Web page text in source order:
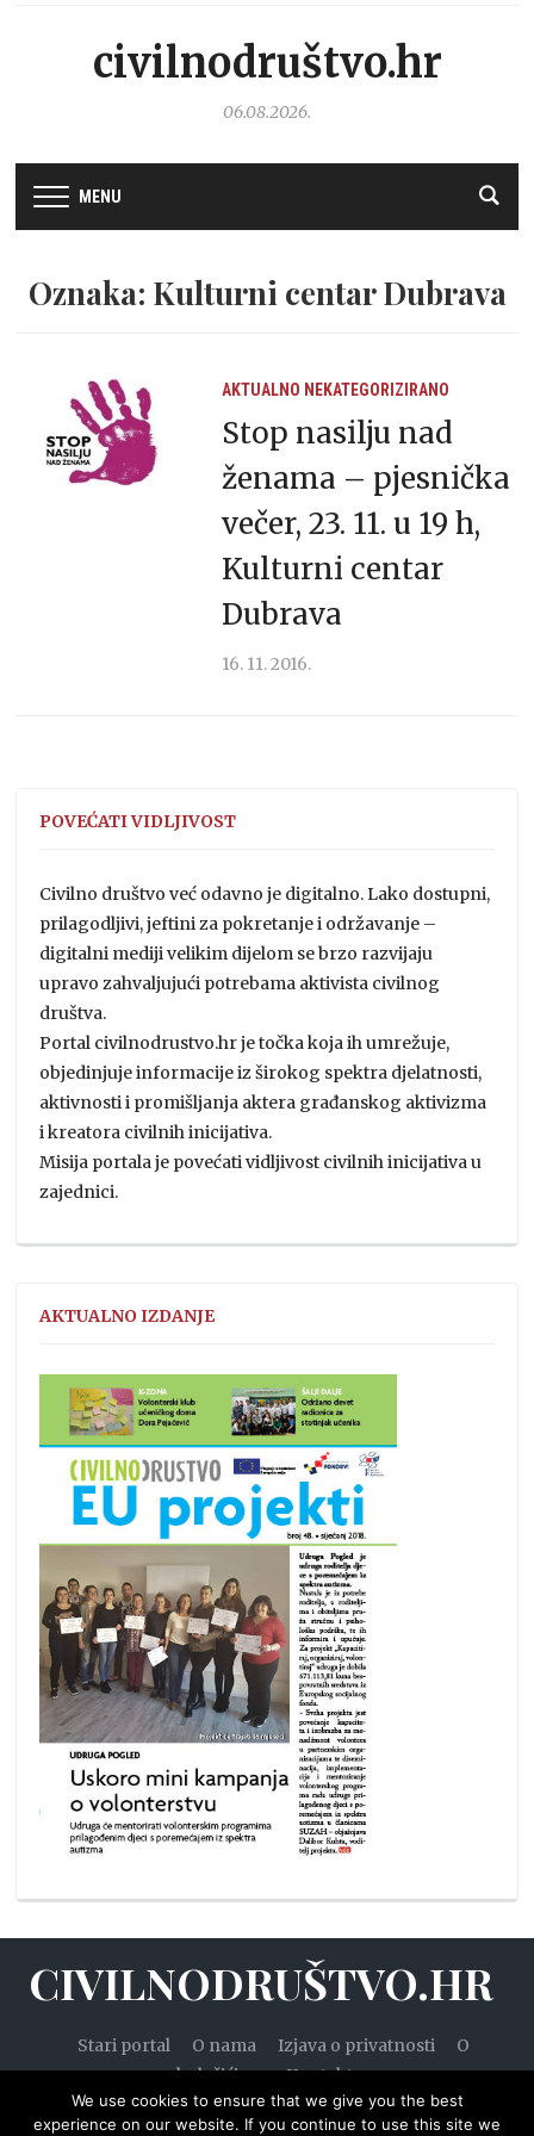
civilnodruštvo.hr
06.08.2026.
MENU
Oznaka: Kulturni centar Dubrava
AKTUALNO NEKATEGORIZIRANO
Stop nasilju nad
ženama – pjesnička
večer, 23. 11. u 19 h,
Kulturni centar
Dubrava
16. 11. 2016.
POVEĆATI VIDLJIVOST
Civilno društvo već odavno je digitalno. Lako dostupni,
prilagodljivi, jeftini za pokretanje i održavanje –
digitalni mediji velikim dijelom se brzo razvijaju
upravo zahvaljujući potrebama aktivista civilnog
društva.
Portal civilnodrustvo.hr je točka koja ih umrežuje,
objedinjuje informacije iz širokog spektra djelatnosti,
aktivnosti i promišljanja aktera građanskog aktivizma
i kreatora civilnih inicijativa.
Misija portala je povećati vidljivost civilnih inicijativa u
zajednici.
AKTUALNO IZDANJE
CIVILNODRUŠTVO.HR
Stari portal O nama Izjava o privatnosti
O
kolačićima
Kontakt
We use cookies to ensure that we give you the best
experience on our website. If you continue to use this site we